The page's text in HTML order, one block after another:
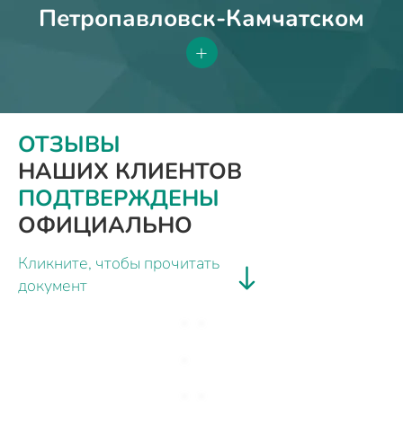
Петропавловск-Камчатском
+
ОТЗЫВЫ
НАШИХ КЛИЕНТОВ
ПОДТВЕРЖДЕНЫ
ОФИЦИАЛЬНО
Кликните, чтобы прочитать
документ